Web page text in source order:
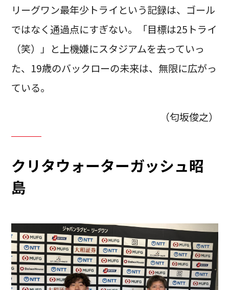
リーグワン最年少トライという記録は、ゴール
ではなく通過点にすぎない。「目標は25トライ
（笑）」と上機嫌にスタジアムを去っていっ
た、19歳のバックローの未来は、無限に広がっ
ている。
（匂坂俊之）
クリタウォーターガッシュ昭
島